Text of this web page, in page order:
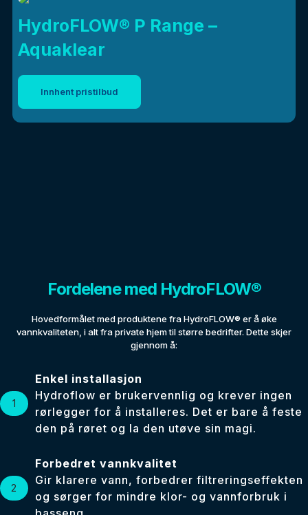
HydroFLOW® P Range –
Aquaklear
Innhent pristilbud
Fordelene med HydroFLOW®
Hovedformålet med produktene fra HydroFLOW® er å øke
vannkvaliteten, i alt fra private hjem til større bedrifter. Dette skjer
gjennom å:
Enkel installasjon
Hydroflow er brukervennlig og krever ingen
rørlegger for å installeres. Det er bare å feste
den på røret og la den utøve sin magi.
Forbedret vannkvalitet
Gir klarere vann, forbedrer filtreringseffekten
og sørger for mindre klor- og vannforbruk i